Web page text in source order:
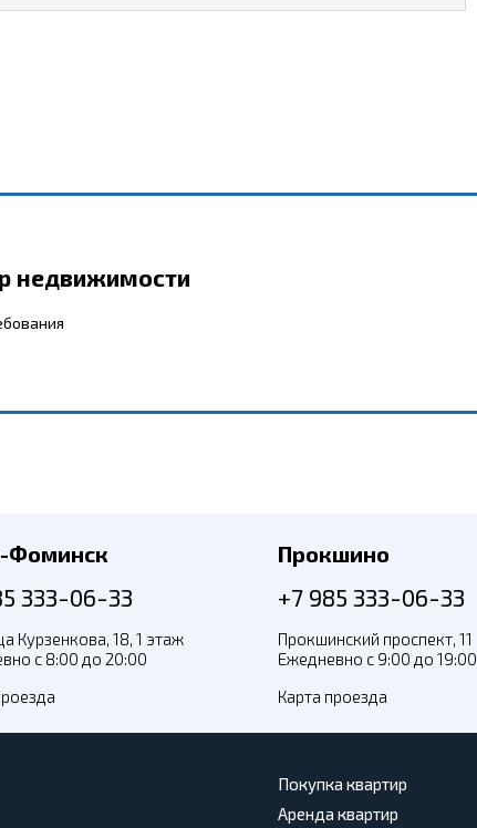
недвижимости
Фоминск
333-06-33
Курзенкова, 18, 1 этаж
с 8:00 до 20:00
Прокшино
+7 985 333-06-33
Прокшинский проспект, 11
Ежедневно с 9:00 до 19:00
Карта проезда
Покупка квартир
Аренда квартир